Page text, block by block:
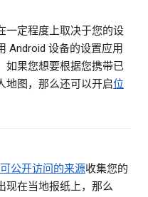
一定程度上取决于您的设
Android 设备的设置应用
如果您想要根据您携带已
地图，那么还可以开启位
可公开访问的来源收集您的
现在当地报纸上，那么